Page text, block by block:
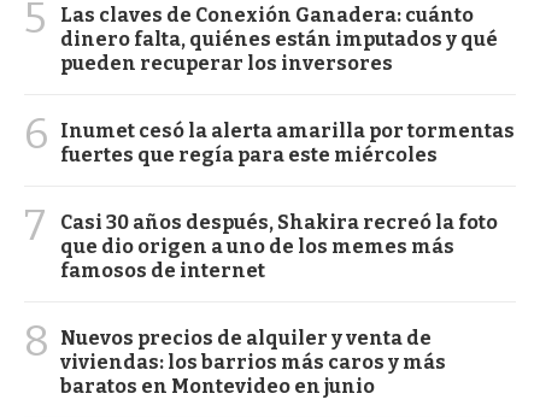
5
Las claves de Conexión Ganadera: cuánto
dinero falta, quiénes están imputados y qué
pueden recuperar los inversores
6
Inumet cesó la alerta amarilla por tormentas
fuertes que regía para este miércoles
7
Casi 30 años después, Shakira recreó la foto
que dio origen a uno de los memes más
famosos de internet
8
Nuevos precios de alquiler y venta de
viviendas: los barrios más caros y más
baratos en Montevideo en junio